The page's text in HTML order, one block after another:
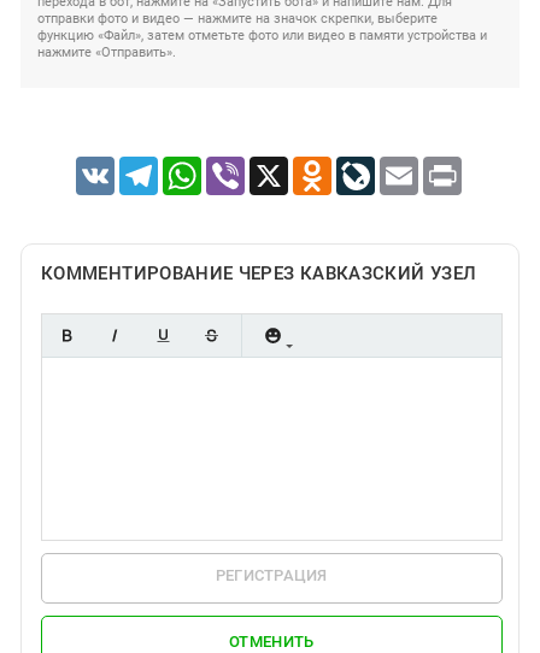
отправки фото и видео — нажмите на значок скрепки, выберите
функцию «Файл», затем отметьте фото или видео в памяти устройства и
нажмите «Отправить».
VK TelegramWhatsApp
Viber X Odnoklassniki
LiveJournal
Email Print
КОММЕНТИРОВАНИЕ ЧЕРЕЗ КАВКАЗСКИЙ УЗЕЛ
РЕГИСТРАЦИЯ
ОТМЕНИТЬ